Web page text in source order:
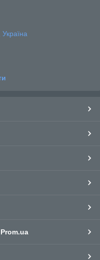
Prom.ua